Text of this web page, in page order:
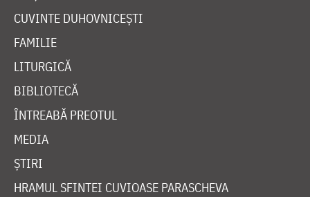
CUVINTE DUHOVNICEȘTI
FAMILIE
LITURGICĂ
BIBLIOTECĂ
ÎNTREABĂ PREOTUL
MEDIA
ȘTIRI
HRAMUL SFINTEI CUVIOASE PARASCHEVA